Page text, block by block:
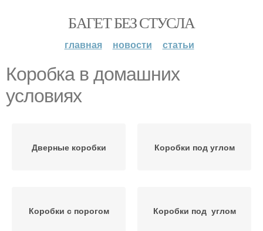
БАГЕТ БЕЗ СТУСЛА
главная новости статьи
Коробка в домашних
условиях
Дверные коробки Коробки под углом
Коробки с порогом Коробки под углом